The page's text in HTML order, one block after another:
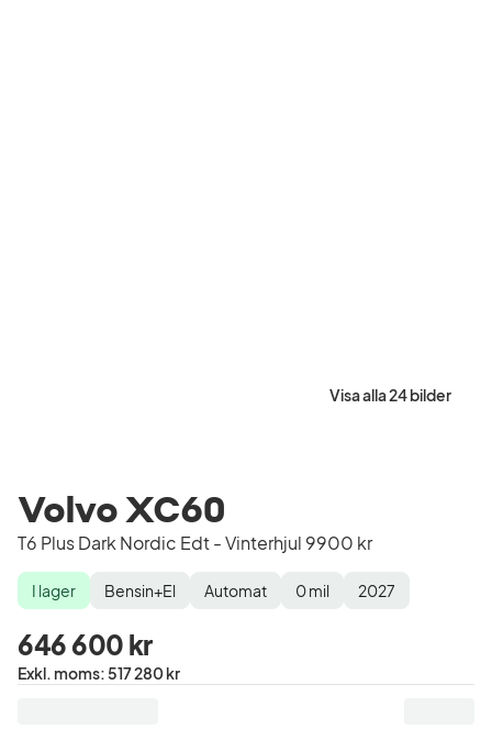
Visa alla 24 bilder
Volvo XC60
T6 Plus Dark Nordic Edt - Vinterhjul 9900 kr
Lagerstatus
I lager
Drivmedel Bensin+El
Växellåda Automat
Mätarställning 0mil
Modellår 2027
646 600 kr
Exkl. moms:Pris
517 280 kr